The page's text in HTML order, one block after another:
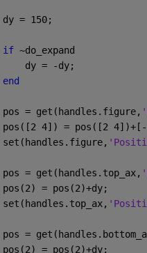
dy = 150;
if ~do_expand
    dy = -dy;
end
pos = get(handles.figure,
pos([2 4]) = pos([2
set(handles.figure,
pos = get(handles.top_ax,
pos(2) = pos(2)+dy;
set(handles.top_ax,
pos =
pos(2) = pos(2)+dy;